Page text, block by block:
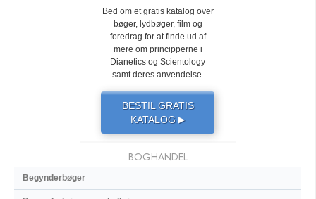
Bed om et gratis katalog over
bøger, lydbøger, film og
foredrag for at finde ud af
mere om principperne i
Dianetics og Scientology
samt deres anvendelse.
BESTIL GRATIS
KATALOG ▶
BOGHANDEL
Begynderbøger